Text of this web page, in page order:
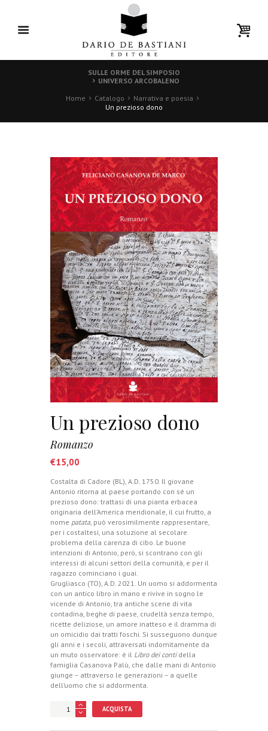
SULLE ORME DEL SIMPOSIO
UNIVERSO ARCOBALENO
Home
Catalogo
Narrativa e poesia
Un prezioso dono
Un prezioso dono
Romanzo
€15,00
Costalta di Cadore (BL), A.D. 1750. Il giovane
Antonio ritorna al paese portando con sé un
prezioso dono: trattasi di una pianta erbacea
originaria dell’America meridionale, il cui frutto, a
nome patata , può verosimilmente rappresentare,
per i costaltesi, una soluzione al secolare
problema della carenza di cibo. Le buone
intenzioni di Antonio, però, si scontrano con gli
interessi di alcuni settori della comunità, e per il
ragazzo cominciano i guai.
Grugliasco (TO), A.D. 2021. Un uomo si addormenta
con un antico libro in mano e rivive in sogno le
vicende di Antonio, tra antiche scene di vita
contadina, beghe di paese, crudeltà senza tempo,
ricette deliziose, un amore inatteso e il dramma di
un omicidio dai tratti foschi. Si susseguono dunque
gli anni e i secoli, attraversati indomitamente da
un muto osservatore: è il Libro dei conti della
famiglia Casanova Palù, che dalle mani di Antonio
giunge – attraverso le generazioni – a quelle
dell’uomo che si addormenta.
ACQUISTA